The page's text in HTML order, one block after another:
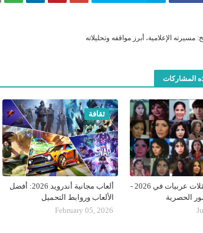
الإعلامية، أبرز مواقفه وتحليلاته
المشاركات
أجمل 10 ممثلات عربيات في 2026 -
الحصرية
ثقافة
ألعاب مجانية أندرويد 2026: أفضل
الألعاب وروابط التحميل
February 05, 2026